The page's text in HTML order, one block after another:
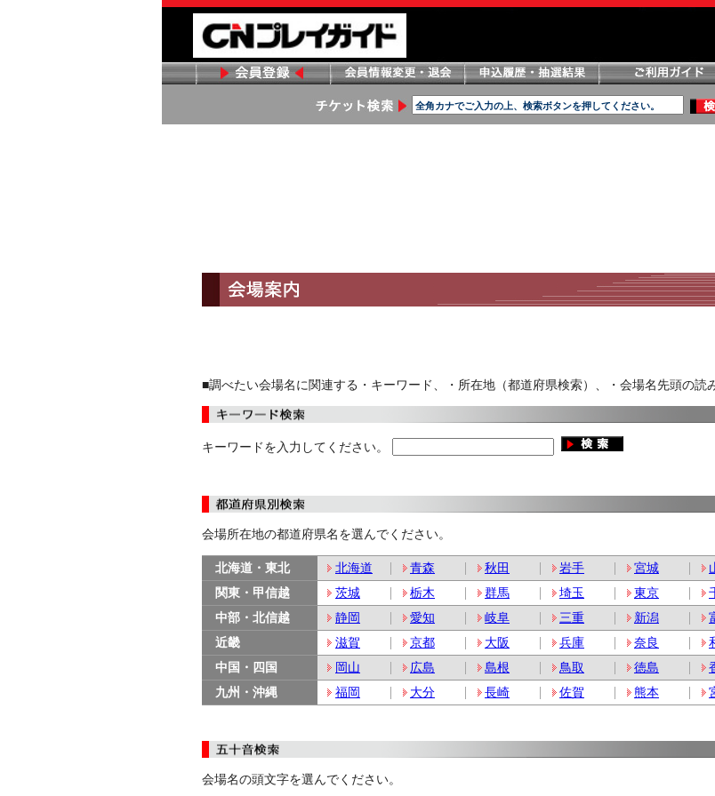
■調べたい会場名に関連する・キーワード、・所在地（都道府県検索）、・会場名先頭の読
キーワードを入力してください。
会場所在地の都道府県名を選んでください。
北海道・東北 北海道 青森 秋田 岩手 宮城
関東・甲信越
茨城 栃木 群馬 埼玉 東京
中部・北信越
静岡 愛知 岐阜 三重 新潟
近畿
滋賀 京都 大阪 兵庫 奈良
中国・四国
岡山 広島 島根 鳥取 徳島
九州・沖縄
福岡 大分 長崎 佐賀 熊本
会場名の頭文字を選んでください。